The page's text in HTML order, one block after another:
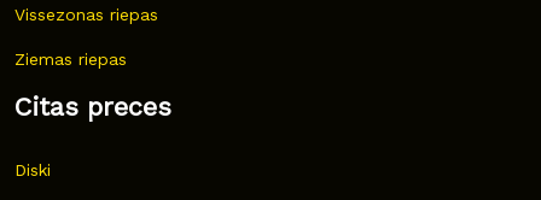
Vissezonas riepas
Ziemas riepas
Citas preces
Diski